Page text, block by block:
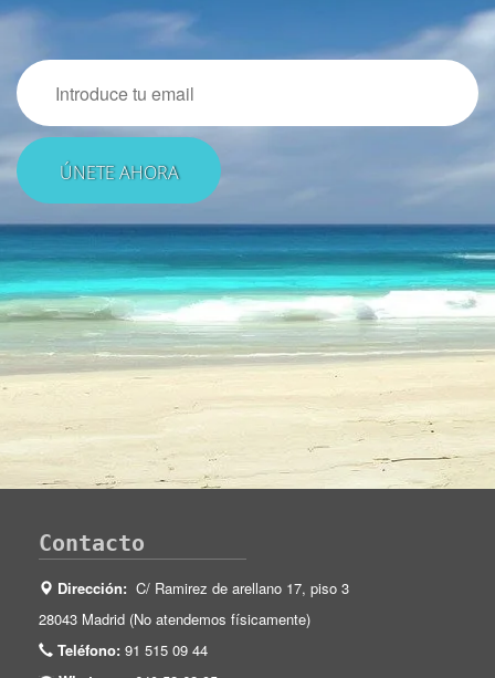
Email
Contacto
Dirección: C/ Ramirez de arellano 17, piso 3
28043 Madrid (No atendemos físicamente)
Teléfono: 91 515 09 44